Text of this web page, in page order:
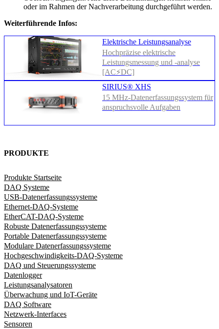
oder im Rahmen der Nachverarbeitung durchgeführt werden.
Weiterführende Infos:
Elektrische Leistungsanalyse
Hochpräzise elektrische
Leistungsmessung und -analyse
[AC⚡DC]
SIRIUS® XHS​​​​​​​
15 MHz-Datenerfassungssystem für
anspruchsvolle Aufgaben
PRODUKTE
Produkte Startseite
DAQ Systeme
USB-Datenerfassungssysteme
Ethernet-DAQ-Systeme
EtherCAT-DAQ-Systeme
Robuste Datenerfassungssysteme
Portable Datenerfassungssysteme
Modulare Datenerfassungssysteme
Hochgeschwindigkeits-DAQ-Systeme
DAQ und Steuerungssysteme
Datenlogger
Leistungsanalysatoren
Überwachung und IoT-Geräte
DAQ Software
Netzwerk-Interfaces
Sensoren